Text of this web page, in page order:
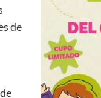
de